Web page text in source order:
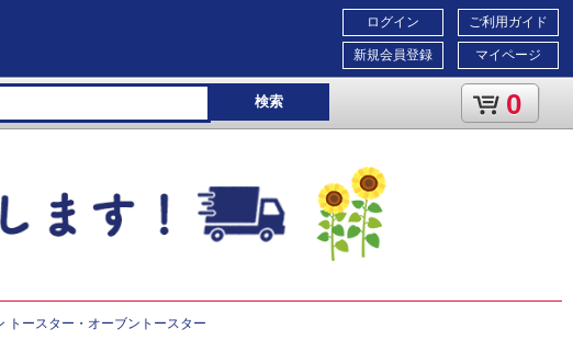
ご利用ガイド
マイページ
ログイン
新規会員登録
検索 0
トースター・オーブントースター